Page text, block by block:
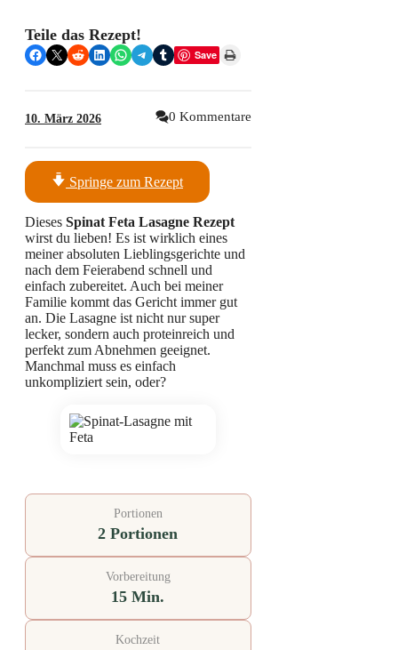
Teile das Rezept!
Share on Facebook
Share on X Share on RedditShare on LinkedIn
Share on WhatsApp
Share on Telegram
Share on TumblrSave Print this Page
10. März 2026 0 Kommentare
Springe zum Rezept
Dieses Spinat Feta Lasagne Rezept
wirst du lieben! Es ist wirklich eines
meiner absoluten Lieblingsgerichte und
nach dem Feierabend schnell und
einfach zubereitet. Auch bei meiner
Familie kommt das Gericht immer gut
an. Die Lasagne ist nicht nur super
lecker, sondern auch proteinreich und
perfekt zum Abnehmen geeignet.
Manchmal muss es einfach
unkompliziert sein, oder?
Portionen
2 Portionen
Vorbereitung
15 Min.
Kochzeit